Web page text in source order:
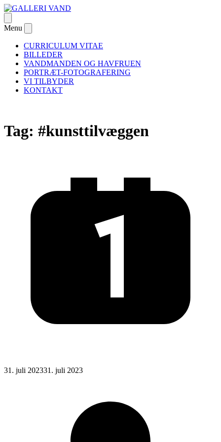
Skip
to
content
GALLERI VAND
– om passion og Danmarks første galleri dedikeret til
undervandsfotografiet
menu
Menu
menu
CURRICULUM VITAE
BILLEDER
VANDMANDEN OG HAVFRUEN
PORTRÆT-FOTOGRAFERING
VI TILBYDER
KONTAKT
Tag: #kunsttilvæggen
Posted
31. juli 202331. juli 2023